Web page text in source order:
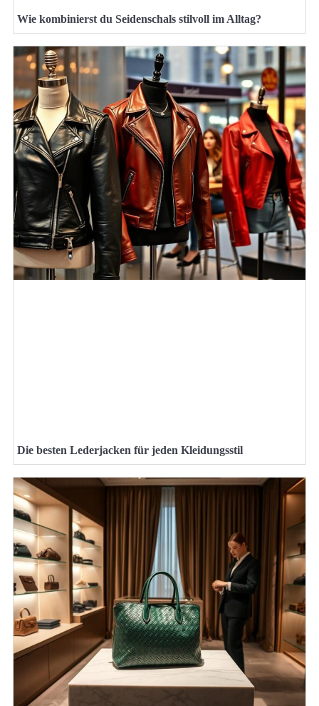
Wie kombinierst du Seidenschals stilvoll im Alltag?
Die besten Lederjacken für jeden Kleidungsstil